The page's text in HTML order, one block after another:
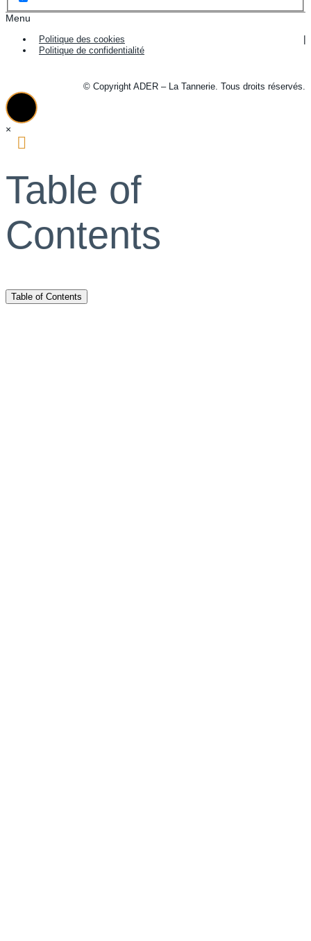
Menu
Politique des cookies
Politique de confidentialité
© Copyright ADER – La Tannerie. Tous droits réservés.
×
Table of
Contents
Table of Contents